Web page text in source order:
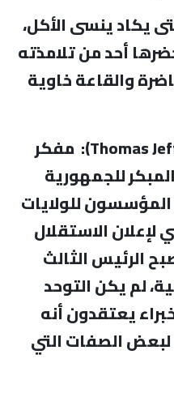
يكاد ينسى الأكل،
أحد من تلامذته
والقاعة خاوية
Thomas
)
: مفكر
للجمهورية
المؤسسون للولايات
لإعلان الاستقلال
1776، ثم أصبح الرئيس الثالث
لم يكن التوحد
يعتقدون أنه
الصفات التي